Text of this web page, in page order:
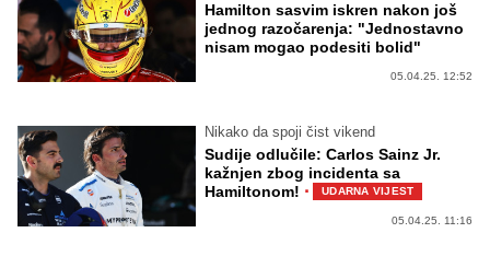
Hamilton sasvim iskren nakon još
jednog razočarenja: "Jednostavno
nisam mogao podesiti bolid"
05.04.25. 12:52
Nikako da spoji čist vikend
Sudije odlučile: Carlos Sainz Jr.
kažnjen zbog incidenta sa
Hamiltonom! · UDARNA VIJEST
05.04.25. 11:16